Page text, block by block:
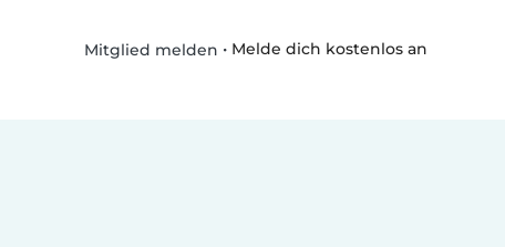
Mitglied melden • Melde dich kostenlos an